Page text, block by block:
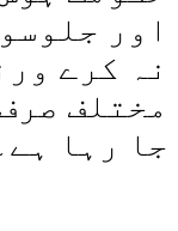
اور
نہ کرے
مختلف
جا رہا